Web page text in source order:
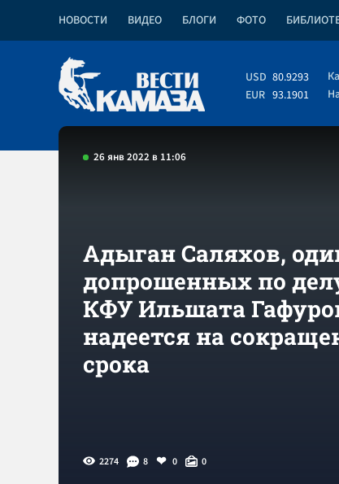
НОВОСТИ ВИДЕО БЛОГИ ФОТО
USD 80.9293
EUR 93.1901
26 янв 2022 в 11:06
Адыган Саляхов,
допрошенных по
КФУ Ильшата
надеется на
срока
2274 8 0 0